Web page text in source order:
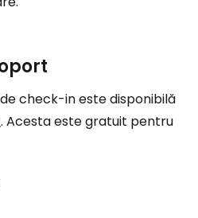
check-in este disponibilă
. Acesta este gratuit pentru